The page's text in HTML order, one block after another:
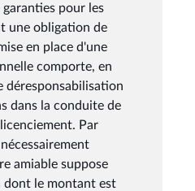
pour les
une obligation de
en place d'une
comporte, en
déresponsabilisation
dans la conduite de
Par
amiable suppose
dont le montant est